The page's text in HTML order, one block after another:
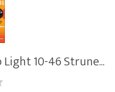
10-46 Strune...